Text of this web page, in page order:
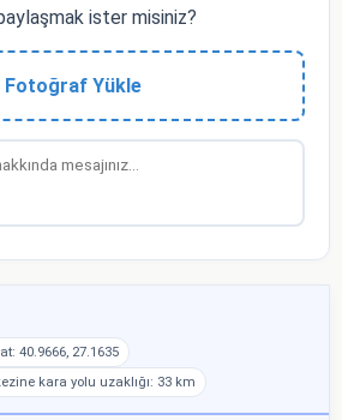
ister misiniz?
Fotoğraf Yükle
40.9666, 27.1635
kara yolu uzaklığı: 33 km